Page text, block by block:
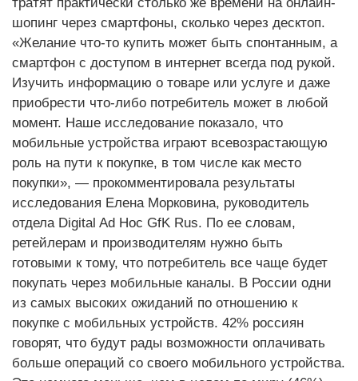
шопинг через смартфоны, сколько через десктоп.
«Желание что-то купить может быть спонтанным, а
смартфон с доступом в интернет всегда под рукой.
Изучить информацию о товаре или услуге и даже
приобрести что-либо потребитель может в любой
момент. Наше исследование показало, что
мобильные устройства играют всевозрастающую
роль на пути к покупке, в том числе как место
покупки», — прокомментировала результаты
исследования Елена Морковина, руководитель
отдела Digital Ad Hoc GfK Rus. По ее словам,
ретейлерам и производителям нужно быть
готовыми к тому, что потребитель все чаще будет
покупать через мобильные каналы. В России одни
из самых высоких ожиданий по отношению к
покупке с мобильных устройств. 42% россиян
говорят, что будут рады возможности оплачивать
больше операций со своего мобильного устройства.